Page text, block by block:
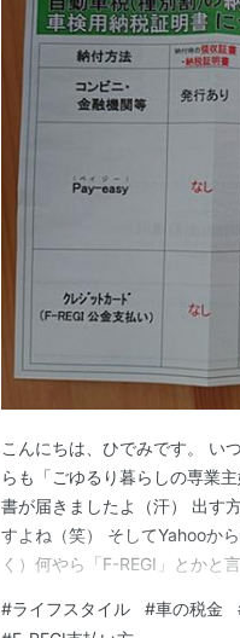
こんにちは、ひでみです。 い
らも「ごゆるり暮らしの専業
書が届きましたよ（汗） 出す
すよね（笑） そしてYahooか
く）何やら「F-REGI」とかと
い方法 写真の通り支払い方法
#ライフスタイル #車の税金